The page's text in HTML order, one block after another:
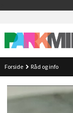
Forside Råd og info